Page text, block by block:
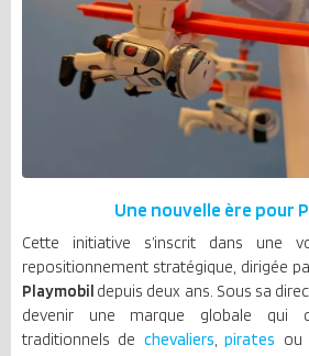
Une nouvelle ère pour
Cette initiative s’inscrit dans une
repositionnement stratégique, dirigée
Playmobil depuis deux ans. Sous sa
devenir une marque globale qui
traditionnels de chevaliers ,pirates ou